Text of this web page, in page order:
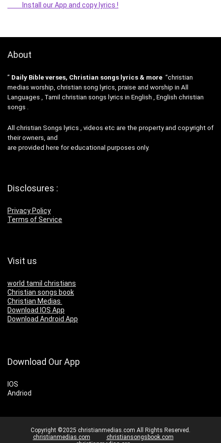
Install our App and copy lyrics !
About
” Daily Bible verses, Christian songs lyrics & more “christian
medias worship, christian song lyrics, praise and worship in All
Languages , Tamil christian songs lyrics in English , English christian
songs .
All christian Songs lyrics , videos etc are the property and copyright of
their owners, and
are provided here for educational purposes only.
Disclosures :
Privacy Policy
Terms of Service
Visit us
world tamil christians
Christian songs book
Christian Medias
Download IOS App
Download Android App
Download Our App
IOS
Andriod
Copyright ©2025 christianmedias.com All Rights Reserved.
christianmedias.com
christiansongsbook.com